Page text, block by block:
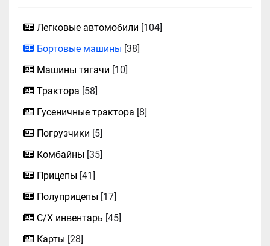
Легковые автомобили [104]
Бортовые машины [38]
Машины тягачи [10]
Трактора [58]
Гусеничные трактора [8]
Погрузчики [5]
Комбайны [35]
Прицепы [41]
Полуприцепы [17]
С/Х инвентарь [45]
Карты [28]